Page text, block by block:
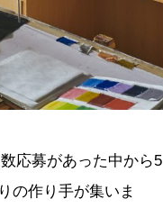
応募があった中から5
の作り手が集いま